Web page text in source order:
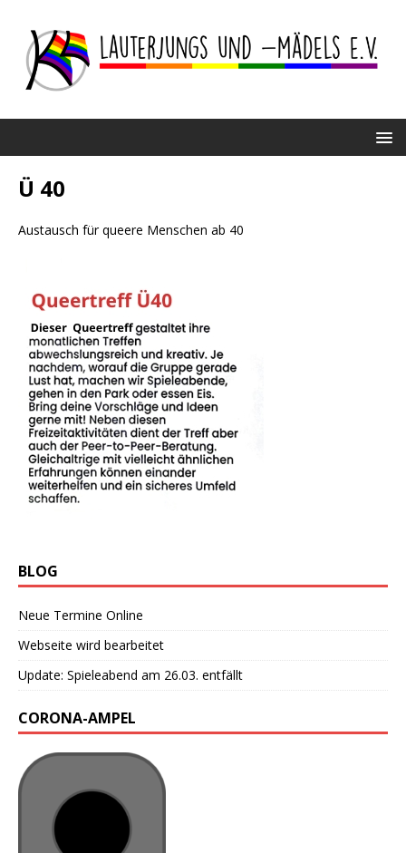
Ü 40
Austausch für queere Menschen ab 40
BLOG
Neue Termine Online
Webseite wird bearbeitet
Update: Spieleabend am 26.03. entfällt
CORONA-AMPEL